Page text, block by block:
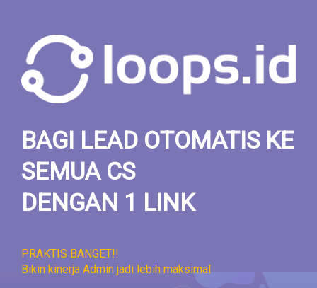
BAGI LEAD OTOMATIS KE
SEMUA CS
DENGAN 1 LINK
PRAKTIS BANGET!!
Bikin kinerja Admin jadi lebih maksimal